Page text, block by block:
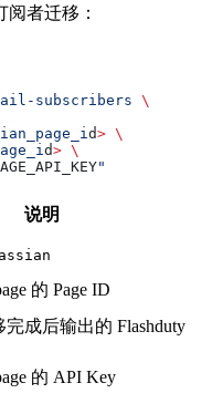
者迁移：
subscribers \
d> \
d> \
"
说明
的 Page ID
成后输出的 Flashduty
的 API Key